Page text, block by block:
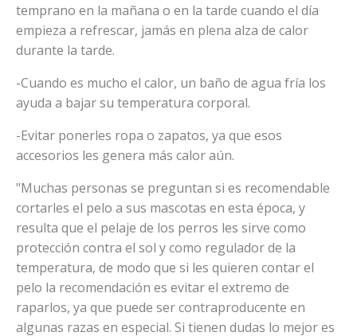
temprano en la mañana o en la tarde cuando el día
empieza a refrescar, jamás en plena alza de calor
durante la tarde.
-Cuando es mucho el calor, un baño de agua fría los
ayuda a bajar su temperatura corporal.
-Evitar ponerles ropa o zapatos, ya que esos
accesorios les genera más calor aún.
"Muchas personas se preguntan si es recomendable
cortarles el pelo a sus mascotas en esta época, y
resulta que el pelaje de los perros les sirve como
protección contra el sol y como regulador de la
temperatura, de modo que si les quieren contar el
pelo la recomendación es evitar el extremo de
raparlos, ya que puede ser contraproducente en
algunas razas en especial. Si tienen dudas lo mejor es